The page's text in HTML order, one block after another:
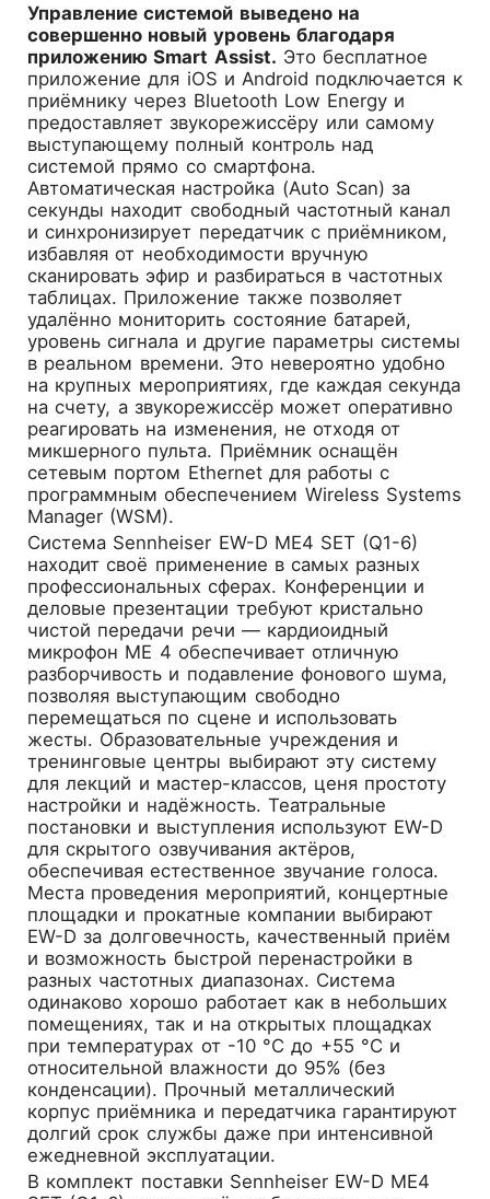
Управление системой выведено на
совершенно новый уровень благодаря
приложению Smart Assist. Это бесплатное
приложение для iOS и Android подключается к
приёмнику через Bluetooth Low Energy и
предоставляет звукорежиссёру или самому
выступающему полный контроль над
системой прямо со смартфона.
Автоматическая настройка (Auto Scan) за
секунды находит свободный частотный канал
и синхронизирует передатчик с приёмником,
избавляя от необходимости вручную
сканировать эфир и разбираться в частотных
таблицах. Приложение также позволяет
удалённо мониторить состояние батарей,
уровень сигнала и другие параметры системы
в реальном времени. Это невероятно удобно
на крупных мероприятиях, где каждая секунда
на счету, а звукорежиссёр может оперативно
реагировать на изменения, не отходя от
микшерного пульта. Приёмник оснащён
сетевым портом Ethernet для работы с
программным обеспечением Wireless Systems
Manager (WSM).
Система Sennheiser EW-D ME4 SET (Q1-6)
находит своё применение в самых разных
профессиональных сферах. Конференции и
деловые презентации требуют кристально
чистой передачи речи — кардиоидный
микрофон ME 4 обеспечивает отличную
разборчивость и подавление фонового шума,
позволяя выступающим свободно
перемещаться по сцене и использовать
жесты. Образовательные учреждения и
тренинговые центры выбирают эту систему
для лекций и мастер-классов, ценя простоту
настройки и надёжность. Театральные
постановки и выступления используют EW-D
для скрытого озвучивания актёров,
обеспечивая естественное звучание голоса.
Места проведения мероприятий, концертные
площадки и прокатные компании выбирают
EW-D за долговечность, качественный приём
и возможность быстрой перенастройки в
разных частотных диапазонах. Система
одинаково хорошо работает как в небольших
помещениях, так и на открытых площадках
при температурах от -10 °C до +55 °C и
относительной влажности до 95% (без
конденсации). Прочный металлический
корпус приёмника и передатчика гарантируют
долгий срок службы даже при интенсивной
ежедневной эксплуатации.
В комплект поставки Sennheiser EW-D ME4